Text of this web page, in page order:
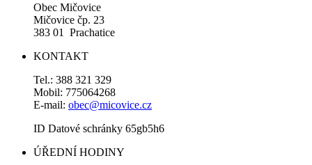
Obec Mičovice
Mičovice čp. 23
383 01 Prachatice
KONTAKT
Tel.: 388 321 329
Mobil: 775064268
E-mail: obec@micovice.cz
ID Datové schránky 65gb5h6
ÚŘEDNÍ HODINY